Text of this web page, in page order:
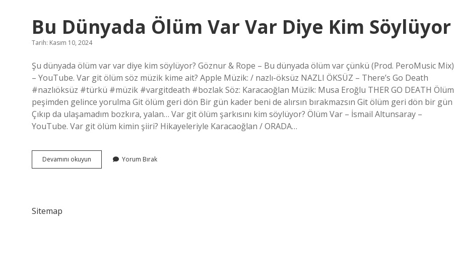
Bu Dünyada Ölüm Var Var Diye Kim Söylüyor
Tarih: Kasım 10, 2024
Şu dünyada ölüm var var diye kim söylüyor? Göznur & Rope – Bu dünyada ölüm var çünkü (Prod. PeroMusic Mix)
– YouTube. Var git ölüm söz müzik kime ait? Apple Müzik: / nazlı-öksüz NAZLI ÖKSÜZ – There’s Go Death
#nazlıöksüz #türkü #müzik #vargitdeath #bozlak Söz: Karacaoğlan Müzik: Musa Eroğlu THER GO DEATH Ölüm
peşimden gelince yorulma Git ölüm geri dön Bir gün kader beni de alırsın bırakmazsın Git ölüm geri dön bir gün
Çıkıp da ulaşamadım bozkıra, yalan… Var git ölüm şarkısını kim söylüyor? Ölüm Var – İsmail Altunsaray –
YouTube. Var git ölüm kimin şiiri? Hikayeleriyle Karacaoğlan / ORADA…
Devamını okuyun
Dünyada
Yorum Bırak
Sitemap